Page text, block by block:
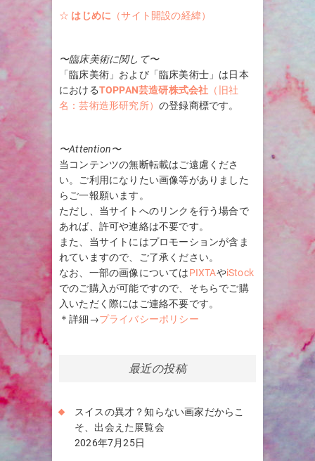
☆ はじめに （サイト開設の経緯）
〜臨床美術に関して〜
「臨床美術」および「臨床美術士」は日本
におけるTOPPAN芸造研株式会社 （旧社
名：芸術造形研究所） の登録商標です。
〜Attention〜
当コンテンツの無断転載はご遠慮くださ
い。ご利用になりたい画像等がありました
らご一報願います。
ただし、当サイトへのリンクを行う場合で
あれば、許可や連絡は不要です。
また、当サイトにはプロモーションが含ま
れていますので、ご了承ください。
なお、一部の画像についてはPIXTAやiStock
でのご購入が可能ですので、そちらでご購
入いただく際にはご連絡不要です。
＊詳細→プライバシーポリシー
最近の投稿
スイスの異才？知らない画家だからこ
そ、出会えた展覧会
2026年7月25日